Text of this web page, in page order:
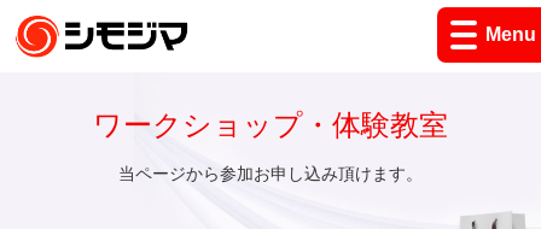
Menu
ワークショップ・体験教室
当ページから参加お申し込み頂けます。